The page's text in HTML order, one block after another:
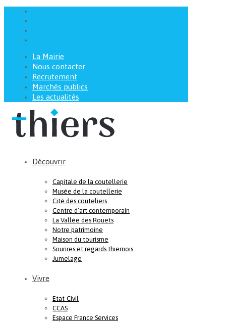
La Mairie
Nous contacter
Recrutement
Marchés publics
Les actualités
Découvrir
Capitale de la coutellerie
Musée de la coutellerie
Cité des couteliers
Centre d’art contemporain
La Vallée des Rouets
Notre patrimoine
Maison du tourisme
Sourires et regards thiernois
Jumelage
Vivre
Etat-Civil
CCAS
Espace France Services